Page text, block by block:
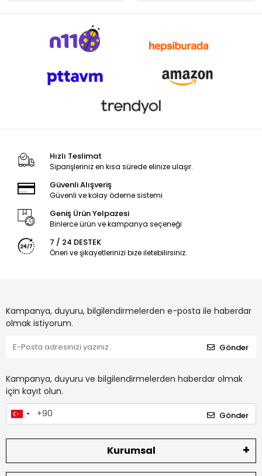
Hızlı Teslimat
Siparişleriniz en kısa sürede elinize ulaşır.
Güvenli Alışveriş
Güvenli ve kolay ödeme sistemi
Geniş Ürün Yelpazesi
Binlerce ürün ve kampanya seçeneği
7 / 24 DESTEK
Öneri ve şikayetlerinizi bize iletebilirsiniz.
Kampanya, duyuru, bilgilendirmelerden e-posta ile haberdar
olmak istiyorum.
Gönder
Kampanya, duyuru ve bilgilendirmelerden haberdar olmak
için kayıt olun.
Gönder
Kurumsal